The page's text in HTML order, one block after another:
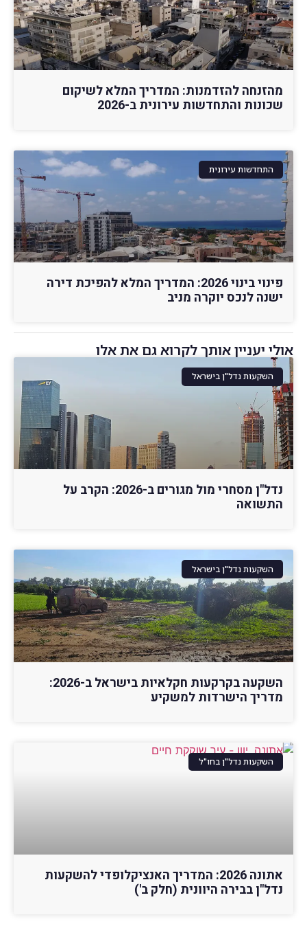
מהזנחה להזדמנות: המדריך המלא לשיקום
שכונות והתחדשות עירונית ב-2026
התחדשות עירונית
פינוי בינוי 2026: המדריך המלא להפיכת דירה
ישנה לנכס יוקרה מניב
אולי יעניין אותך לקרוא גם את אלו
השקעות נדל"ן בישראל
נדל"ן מסחרי מול מגורים ב-2026: הקרב על
התשואה
השקעות נדל"ן בישראל
השקעה בקרקעות חקלאיות בישראל ב-2026:
מדריך הישרדות למשקיע
השקעות נדל"ן בחו"ל
אתונה 2026: המדריך האנציקלופדי להשקעות
נדל"ן בבירה היוונית (חלק ב')